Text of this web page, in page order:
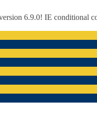
6.9.0! IE conditional